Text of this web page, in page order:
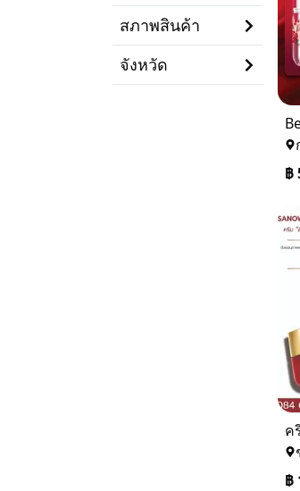
สภาพสินค้า
จังหวัด
฿
฿